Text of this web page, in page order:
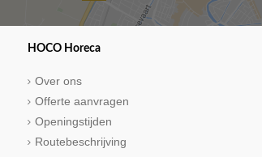
HOCO Horeca
Over ons
Offerte aanvragen
Openingstijden
Routebeschrijving